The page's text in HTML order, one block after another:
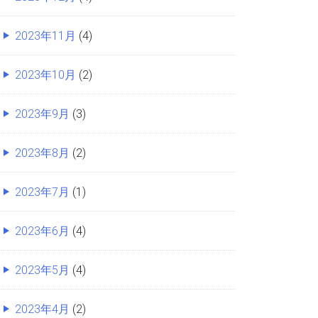
2023年11月 (4)
2023年10月 (2)
2023年9月 (3)
2023年8月 (2)
2023年7月 (1)
2023年6月 (4)
2023年5月 (4)
2023年4月 (2)